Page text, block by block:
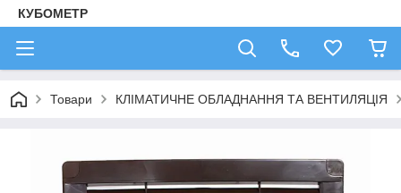
КУБОМЕТР
Товари КЛІМАТИЧНЕ ОБЛАДНАННЯ ТА ВЕНТИЛЯЦІЯ